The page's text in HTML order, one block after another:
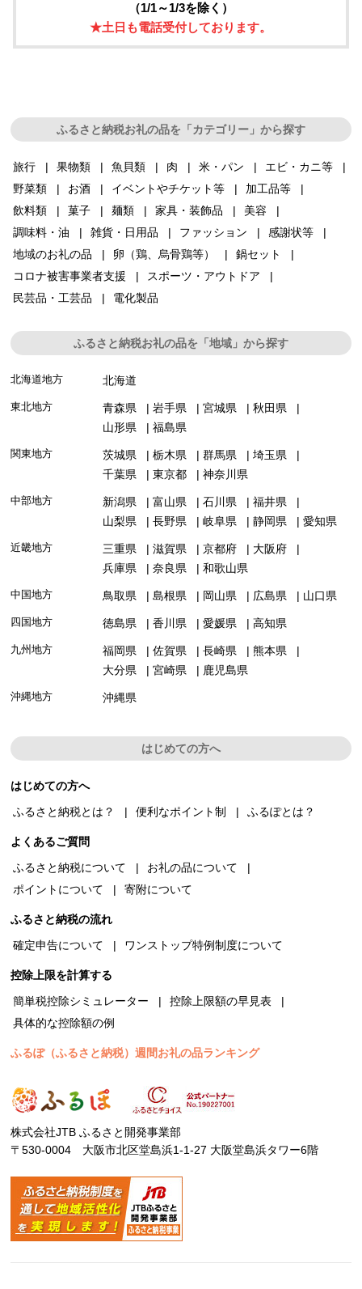
（1/1～1/3を除く）
★土日も電話受付しております。
ふるさと納税お礼の品を「カテゴリー」から探す
旅行 果物類 魚貝類 肉 米・パン
エビ・カニ等
野菜類
お酒 イベントやチケット等
加工品等
飲料類
菓子 麺類 家具・装飾品
美容
調味料・油
雑貨・日用品 ファッション
感謝状等
地域のお礼の品
卵（鶏、烏骨鶏等）
鍋セット
コロナ被害事業者支援
スポーツ・アウトドア
民芸品・工芸品
電化製品
ふるさと納税お礼の品を「地域」から探す
北海道地方 北海道
東北地方 青森県 岩手県 宮城県
秋田県
山形県
福島県
関東地方 茨城県 栃木県 群馬県
埼玉県
千葉県
東京都 神奈川県
中部地方 新潟県 富山県 石川県
福井県
山梨県
長野県 岐阜県 静岡県 愛知県
近畿地方 三重県 滋賀県 京都府
大阪府
兵庫県
奈良県 和歌山県
中国地方 鳥取県 島根県 岡山県 広島県 山口県
四国地方 徳島県 香川県 愛媛県 高知県
九州地方 福岡県 佐賀県 長崎県
熊本県
大分県
宮崎県 鹿児島県
沖縄地方 沖縄県
はじめての方へ
はじめての方へ
ふるさと納税とは？
便利なポイント制 ふるぽとは？
よくあるご質問
ふるさと納税について
お礼の品について
ポイントについて
寄附について
ふるさと納税の流れ
確定申告について
ワンストップ特例制度について
控除上限を計算する
簡単税控除シミュレーター
控除上限額の早見表
具体的な控除額の例
ふるぽ（ふるさと納税）週間お礼の品ランキング
株式会社JTB ふるさと開発事業部
〒530-0004 大阪市北区堂島浜1-1-27 大阪堂島浜タワー6階